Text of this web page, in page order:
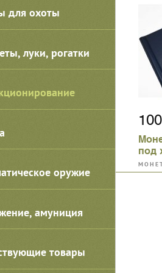
для охоты
луки, рогатки
оружие
амуниция
товары
100
под
5х5